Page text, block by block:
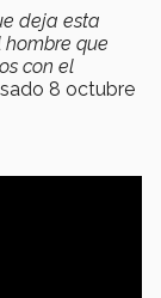
deja esta
que
con el
8 octubre